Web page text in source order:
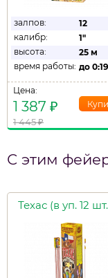
залпов:
12
калибр:
1"
высота:
25 м
время работы: до 0:19
Цена:
1 387 ₽
1 445₽
С этим
Техас (в уп. 12